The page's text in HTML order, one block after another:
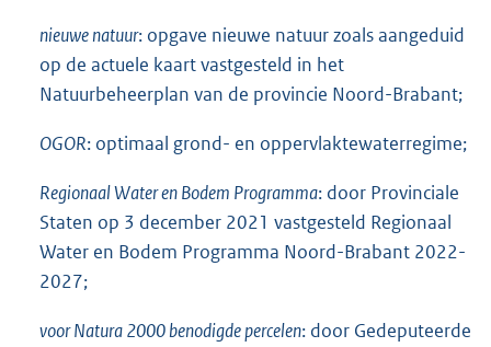
nieuwe natuur: opgave nieuwe natuur zoals aangeduid
op de actuele kaart vastgesteld in het
Natuurbeheerplan van de provincie Noord-Brabant;
OGOR: optimaal grond- en oppervlaktewaterregime;
Regionaal Water en Bodem Programma: door Provinciale
Staten op 3 december 2021 vastgesteld Regionaal
Water en Bodem Programma Noord-Brabant 2022-
2027;
voor Natura 2000 benodigde percelen: door Gedeputeerde